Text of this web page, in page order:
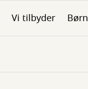
Vi tilbyder Børn